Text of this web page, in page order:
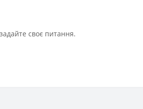
своє питання.